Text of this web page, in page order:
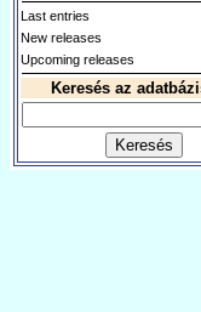
Last entries
New releases
Upcoming releases
Keresés az